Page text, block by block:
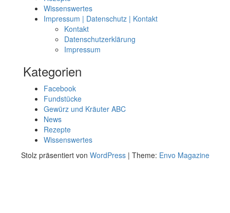
Wissenswertes
Impressum | Datenschutz | Kontakt
Kontakt
Datenschutzerklärung
Impressum
Kategorien
Facebook
Fundstücke
Gewürz und Kräuter ABC
News
Rezepte
Wissenswertes
Stolz präsentiert von WordPress | Theme: Envo Magazine